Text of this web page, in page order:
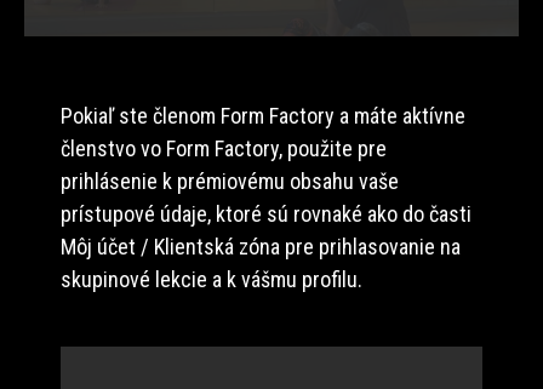
Pokiaľ ste členom Form Factory a máte aktívne
členstvo vo Form Factory, použite pre
prihlásenie k prémiovému obsahu vaše
prístupové údaje, ktoré sú rovnaké ako do časti
Môj účet / Klientská zóna pre prihlasovanie na
skupinové lekcie a k vášmu profilu.